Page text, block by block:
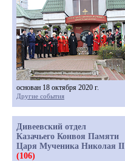
основан 18 октября 2020 г.
Другие события
Дивеевский отдел
Казачьего Конвоя Памяти
Царя Мученика Николая II
(106)